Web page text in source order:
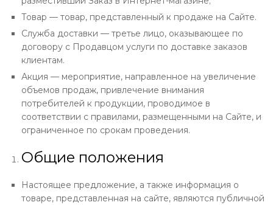
Товар — товар, представленный к продаже на Сайте.
Служба доставки — третье лицо, оказывающее по
договору с Продавцом услуги по доставке заказов
клиентам.
Акция — мероприятие, направленное на увеличение
объемов продаж, привлечение внимания
потребителей к продукции, проводимое в
соответствии с правилами, размещенными на Сайте, и
ограниченное по срокам проведения.
Общие положения
Настоящее предложение, а также информация о
товаре, представленная на сайте, являются публичной